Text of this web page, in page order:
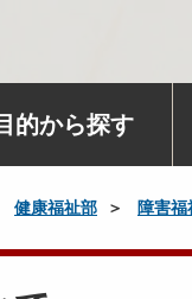
的から探す
健康福祉部 障害福